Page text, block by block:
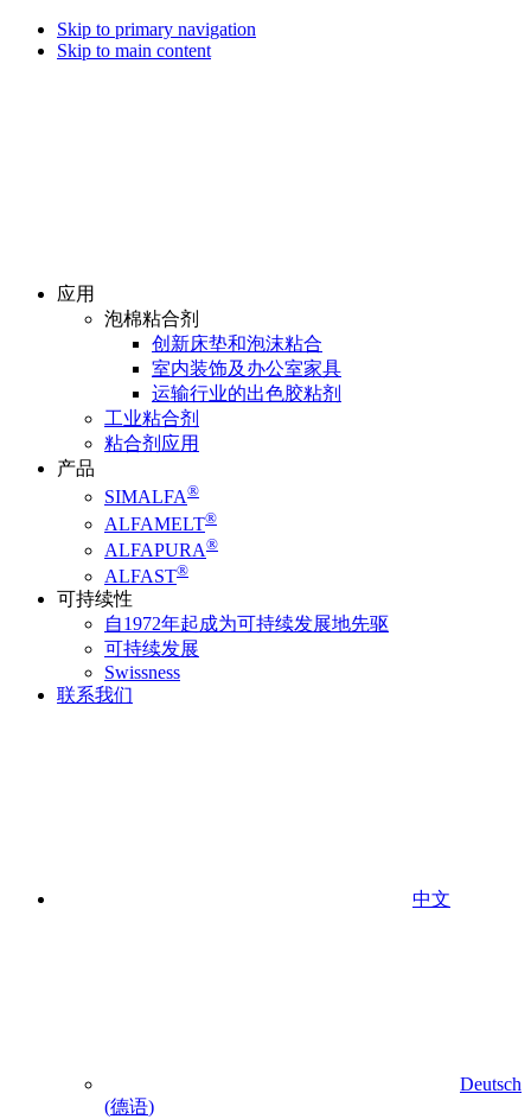
Skip to primary navigation
Skip to main content
应用
泡棉粘合剂
创新床垫和泡沫粘合
室内装饰及办公室家具
运输行业的出色胶粘剂
工业粘合剂
粘合剂应用
产品
SIMALFA®
ALFAMELT®
ALFAPURA®
ALFAST®
可持续性
自1972年起成为可持续发展地先驱
可持续发展
Swissness
联系我们
中文
Deutsch
(德语)